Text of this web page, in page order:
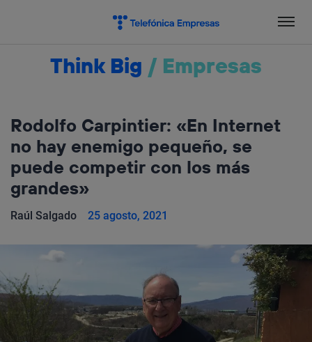
Think Big / Empresas
Rodolfo Carpintier: «En Internet
no hay enemigo pequeño, se
puede competir con los más
grandes»
Raúl Salgado 25 agosto, 2021